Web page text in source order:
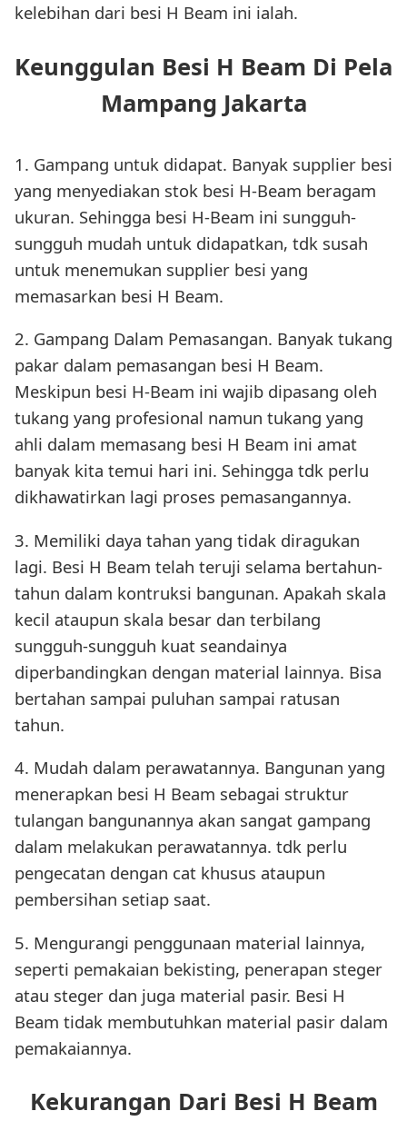
kelebihan dari besi H Beam ini ialah.
Keunggulan Besi H Beam Di Pela
Mampang Jakarta
1. Gampang untuk didapat. Banyak supplier besi
yang menyediakan stok besi H-Beam beragam
ukuran. Sehingga besi H-Beam ini sungguh-
sungguh mudah untuk didapatkan, tdk susah
untuk menemukan supplier besi yang
memasarkan besi H Beam.
2. Gampang Dalam Pemasangan. Banyak tukang
pakar dalam pemasangan besi H Beam.
Meskipun besi H-Beam ini wajib dipasang oleh
tukang yang profesional namun tukang yang
ahli dalam memasang besi H Beam ini amat
banyak kita temui hari ini. Sehingga tdk perlu
dikhawatirkan lagi proses pemasangannya.
3. Memiliki daya tahan yang tidak diragukan
lagi. Besi H Beam telah teruji selama bertahun-
tahun dalam kontruksi bangunan. Apakah skala
kecil ataupun skala besar dan terbilang
sungguh-sungguh kuat seandainya
diperbandingkan dengan material lainnya. Bisa
bertahan sampai puluhan sampai ratusan
tahun.
4. Mudah dalam perawatannya. Bangunan yang
menerapkan besi H Beam sebagai struktur
tulangan bangunannya akan sangat gampang
dalam melakukan perawatannya. tdk perlu
pengecatan dengan cat khusus ataupun
pembersihan setiap saat.
5. Mengurangi penggunaan material lainnya,
seperti pemakaian bekisting, penerapan steger
atau steger dan juga material pasir. Besi H
Beam tidak membutuhkan material pasir dalam
pemakaiannya.
Kekurangan Dari Besi H Beam